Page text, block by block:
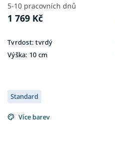
5-10 pracovních dnů
1 769 Kč
Tvrdost: tvrdý
Výška: 10 cm
Standard
Více barev